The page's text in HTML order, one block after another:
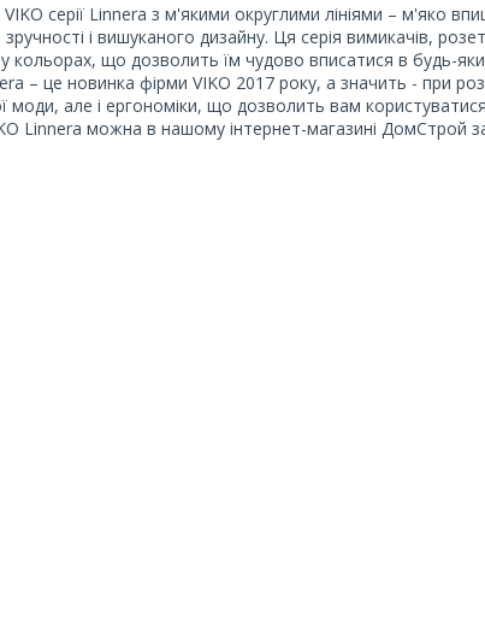
VIKO серії Linnera з м'якими округлими лініями – м'яко
і вишуканого дизайну. Ця серія вимикачів,
кольорах, що дозволить їм чудово вписатися в будь-
– це новинка фірми VIKO 2017 року, а значить - при
моди, але і ергономіки, що дозволить вам
Linnera можна в нашому інтернет-магазині ДомСтрой